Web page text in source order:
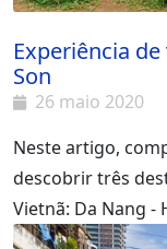
Experiência
Son
26 maio 2020
Neste artigo,
descobrir três
Vietnã: Da Nang -